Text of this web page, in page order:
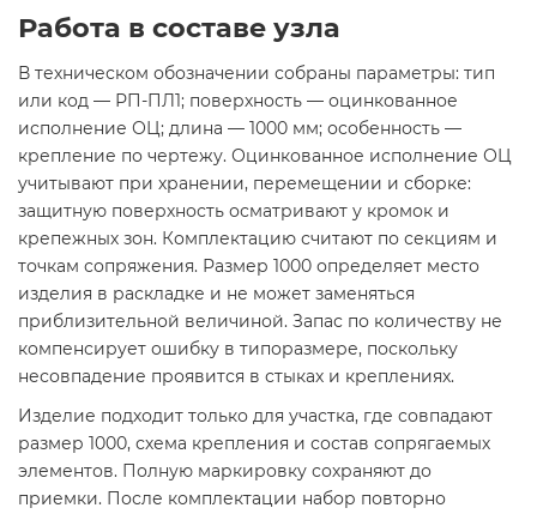
Работа в составе узла
В техническом обозначении собраны параметры: тип
или код — РП-ПЛ1; поверхность — оцинкованное
исполнение ОЦ; длина — 1000 мм; особенность —
крепление по чертежу. Оцинкованное исполнение ОЦ
учитывают при хранении, перемещении и сборке:
защитную поверхность осматривают у кромок и
крепежных зон. Комплектацию считают по секциям и
точкам сопряжения. Размер 1000 определяет место
изделия в раскладке и не может заменяться
приблизительной величиной. Запас по количеству не
компенсирует ошибку в типоразмере, поскольку
несовпадение проявится в стыках и креплениях.
Изделие подходит только для участка, где совпадают
размер 1000, схема крепления и состав сопрягаемых
элементов. Полную маркировку сохраняют до
приемки. После комплектации набор повторно